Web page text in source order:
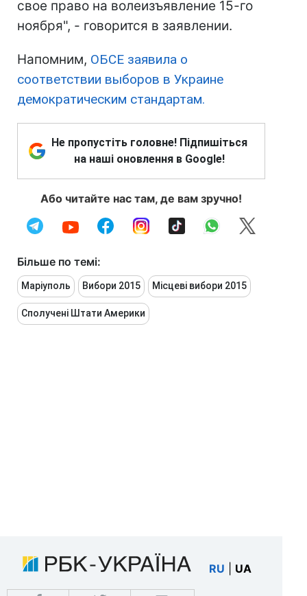
свое право на волеизъявление 15-го
ноября", - говорится в заявлении.
Напомним, ОБСЕ заявила о
соответствии выборов в Украине
демократическим стандартам.
Не пропустіть головне! Підпишіться
на наші оновлення в Google!
Або читайте нас там, де вам зручно!
Більше по темі:
Маріуполь Вибори 2015 Місцеві вибори 2015
Сполучені Штати Америки
RU UA